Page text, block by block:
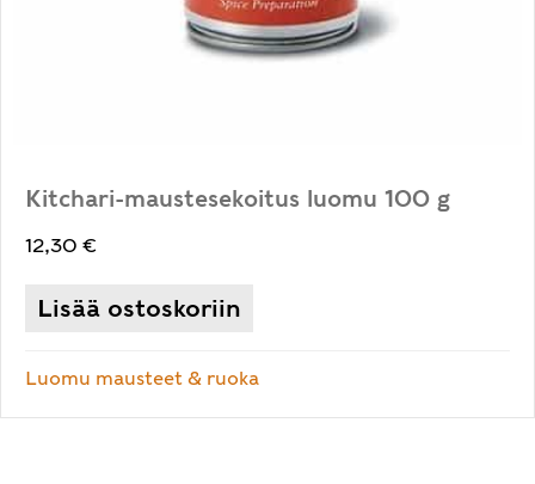
Kitchari-maustesekoitus luomu 100 g
12,30 €
Lisää ostoskoriin
Luomu mausteet & ruoka